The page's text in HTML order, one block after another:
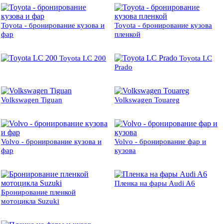
Toyota - бронирование кузова и
фар
Toyota - бронирование кузова
пленкой
Toyota LC 200
Toyota LC
Prado
Volkswagen Tiguan Volkswagen Touareg
Volvo - бронирование кузова и
фар
Volvo - бронирование фар и
кузова
Бронирование пленкой
мотоцикла Suzuki
Пленка на фары Audi A6